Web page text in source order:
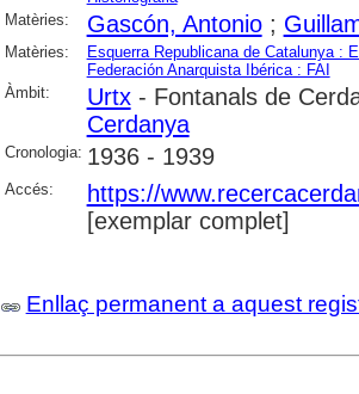
Matèries:
Gascón, Antonio;
Matèries:
Esquerra Republicana de Catalunya :
Federación Anarquista Ibérica : FAI
Àmbit:
Urtx- Fontanals de
Cerdanya
Cronologia: 1936 - 1939
Accés:
https://
[exemplar complet]
Enllaç permanent a aquest